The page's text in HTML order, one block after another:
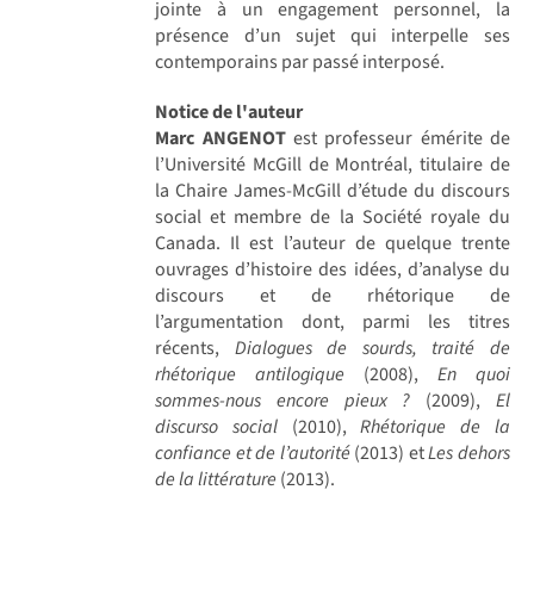
jointe à un engagement personnel, la
présence d’un sujet qui interpelle ses
contemporains par passé interposé.
Notice de l'auteur
Marc ANGENOTest professeur émérite de
l’Université McGill de Montréal, titulaire de
la Chaire James-McGill d’étude du discours
social et membre de la Société royale du
Canada. Il est l’auteur de quelque trente
ouvrages d’histoire des idées, d’analyse du
discours et de rhétorique de
l’argumentation dont, parmi les titres
récents, Dialogues de sourds, traité de
rhétorique antilogique (2008),En quoi
sommes-nous encore pieux ? (2009), El
discurso social(2010),Rhétorique de la
confiance et de l’autorité(2013) etLes dehors
de la littérature (2013).